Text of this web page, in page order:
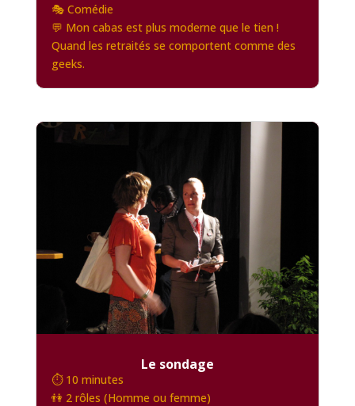
🎭 Comédie
💬 Mon cabas est plus moderne que le tien !
Quand les retraités se comportent comme des
geeks.
Le sondage
⏱️ 10 minutes
👫 2 rôles (Homme ou femme)